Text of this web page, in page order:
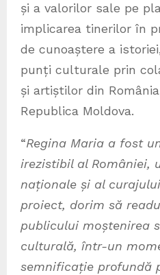
și a valorilor sale pe
implicarea tinerilor în
de cunoaștere a
punți culturale prin
și artiștilor din
Republica Moldova.
“Regina Maria a fost
irezistibil al României,
naționale și al
proiect, dorim să
publicului moștenirea
culturală, într-un
semnificație profundă